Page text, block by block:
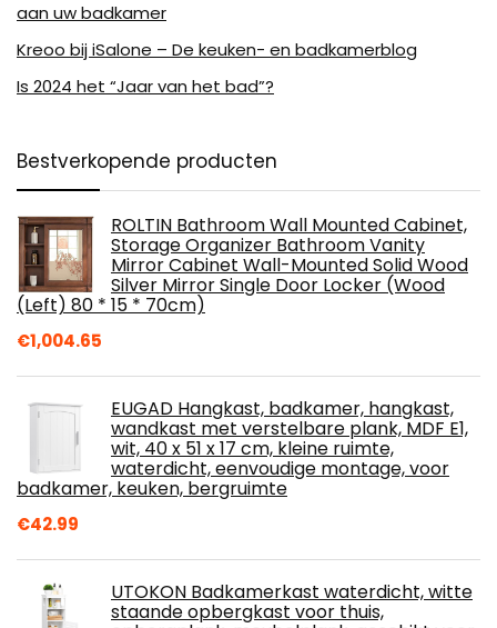
aan uw badkamer
Kreoo bij iSalone – De keuken- en badkamerblog
Is 2024 het “Jaar van het bad”?
Bestverkopende producten
ROLTIN Bathroom Wall Mounted Cabinet,
Storage Organizer Bathroom Vanity
Mirror Cabinet Wall-Mounted Solid Wood
Silver Mirror Single Door Locker (Wood
(Left) 80 * 15 * 70cm)
€1,004.65
EUGAD Hangkast, badkamer, hangkast,
wandkast met verstelbare plank, MDF E1,
wit, 40 x 51 x 17 cm, kleine ruimte,
waterdicht, eenvoudige montage, voor
badkamer, keuken, bergruimte
€42.99
UTOKON Badkamerkast waterdicht, witte
staande opbergkast voor thuis,